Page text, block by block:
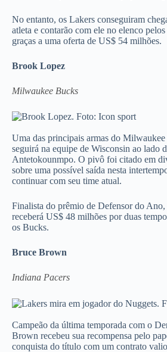
No entanto, os Lakers conseguiram
atleta e contarão com ele no elenco
graças a uma oferta de US$ 54 milhões.
Brook Lopez
Milwaukee Bucks
Uma das principais armas do
seguirá na equipe de Wisconsin ao lado
Antetokounmpo. O pivô foi citado em
sobre uma possível saída nesta
continuar com seu time atual.
Finalista do prêmio de Defensor do
receberá US$ 48 milhões por duas
os Bucks.
Bruce Brown
Indiana Pacers
Campeão da última temporada com o
Brown recebeu sua recompensa pelo
conquista do título com um contrato